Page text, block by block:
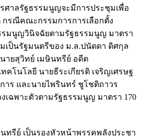
รศาลรัฐธรรมนูญจะมีการประชุมเพื่อ
รณีคณะกรรมการการเลือกตั้ง
รมนูญวินิจฉัยตามรัฐธรรมนูญ มาตรา
เป็นรัฐมนตรีของ ม.ล.ปนัดดา ดิศกุล
ายสุวิทย์ เมษินทรีย์ อดีต
คโนโลยี นายธีระเกียรติ เจริญเศรษฐ
าร และนายไพรินทร์ ชูโชติถาวร
ฉพาะตัวตามรัฐธรรมนูญ มาตรา 170
ทรีย์ เป็นรองหัวหน้าพรรคพลังประชา